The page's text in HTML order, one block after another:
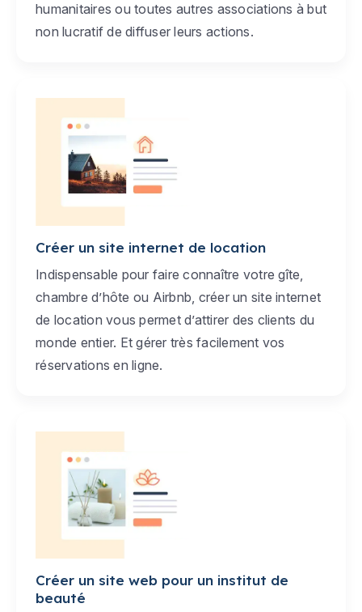
humanitaires ou toutes autres associations à but
non lucratif de diffuser leurs actions.
Créer un site internet de location
Indispensable pour faire connaître votre gîte,
chambre d’hôte ou Airbnb, créer un site internet
de location vous permet d’attirer des clients du
monde entier. Et gérer très facilement vos
réservations en ligne.
Créer un site web pour un institut de
beauté